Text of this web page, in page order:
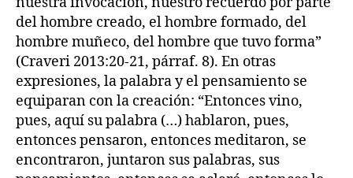
del hombre creado, el hombre formado, del
hombre muñeco, del hombre que tuvo forma”
(Craveri 2013:20-21, párraf. 8). En otras
expresiones, la palabra y el pensamiento se
equiparan con la creación: “Entonces vino,
pues, aquí su palabra (…) hablaron, pues,
entonces pensaron, entonces meditaron, se
encontraron, juntaron sus palabras, sus